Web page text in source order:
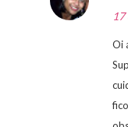
17
Oi